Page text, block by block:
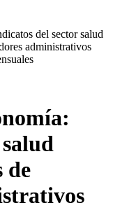
del sector salud
administrativos
de